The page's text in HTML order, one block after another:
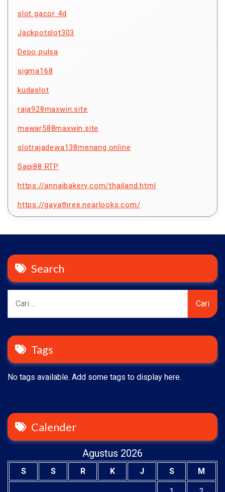
slot gacor 4d
Jackpotslot303
Depo pulsa
sigma168
kudaslot
raja928maxwin.site
mawar588maxwin.site
slotrajadewa138menang.online
Sapi88 RTP
https://annaibakery.com/thailand.html
https://gayathree.nearlooks.com/
Search
untuk:
Tags
No tags available. Add some tags to display here.
Calender
Agustus 2026
S S R K J S M